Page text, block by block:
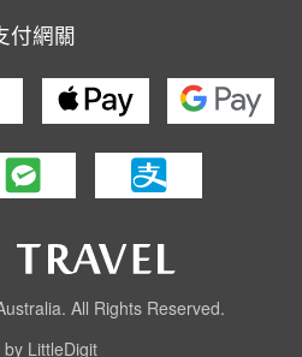
付網關
All Rights Reserved.
by LittleDigit